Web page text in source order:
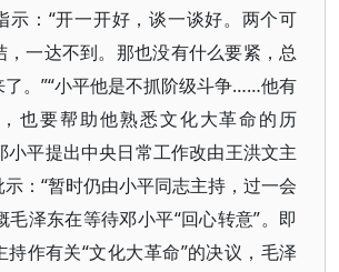
示：“开一开好，谈一谈好。两个可
，一达不到。那也没有什么要紧，总
了。”“小平他是不抓阶级斗争……他有
也要帮助他熟悉文化大革命的历
小平提出中央日常工作改由王洪文主
：“暂时仍由小平同志主持，过一会
毛泽东在等待邓小平“回心转意”。即
作有关“文化大革命”的决议，毛泽